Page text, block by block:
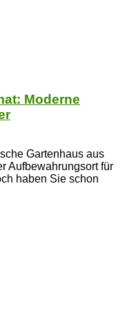
Moderne
Gartenhaus aus
Aufbewahrungsort für
haben Sie schon